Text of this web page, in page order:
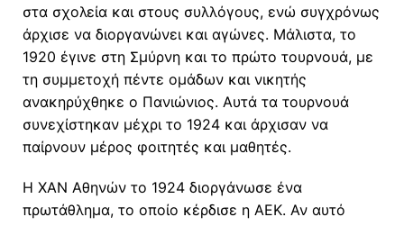
στα σχολεία και στους συλλόγους, ενώ συγχρόνως
άρχισε να διοργανώνει και αγώνες. Μάλιστα, το
1920 έγινε στη Σμύρνη και το πρώτο τουρνουά, με
τη συμμετοχή πέντε ομάδων και νικητής
ανακηρύχθηκε ο Πανιώνιος. Αυτά τα τουρνουά
συνεχίστηκαν μέχρι το 1924 και άρχισαν να
παίρνουν μέρος φοιτητές και μαθητές.
Η ΧΑΝ Αθηνών το 1924 διοργάνωσε ένα
πρωτάθλημα, το οποίο κέρδισε η ΑΕΚ. Αν αυτό